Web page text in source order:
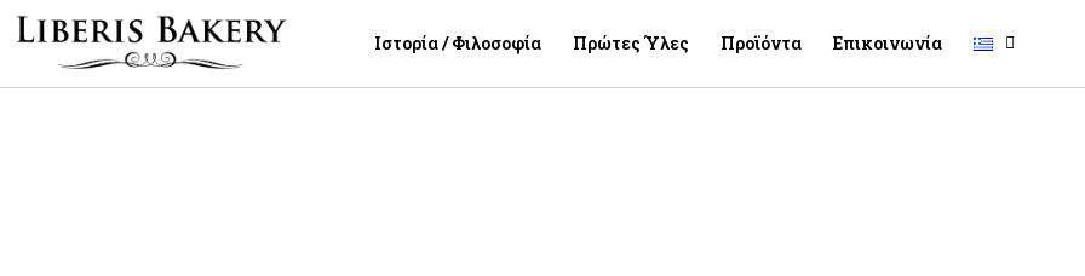
Ιστορία / Φιλοσοφία Πρώτες Ύλες Προϊόντα Επικοινωνία